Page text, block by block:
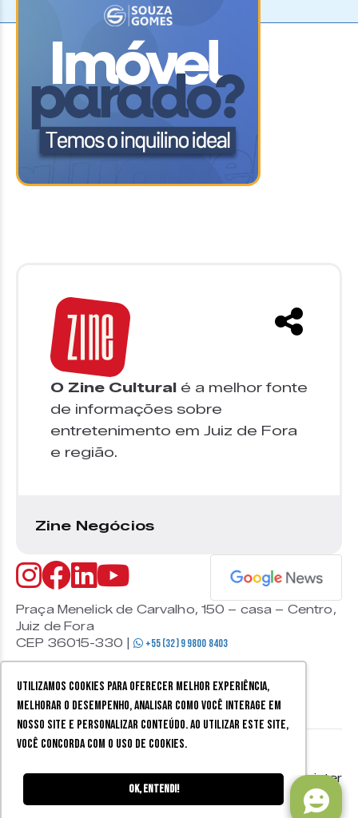
Utilizamos cookies para oferecer melhor experiência,
melhorar o desempenho, analisar como você interage em
nosso site e personalizar conteúdo. Ao utilizar este site,
você concorda com o uso de cookies.
Ok, entendi!
O Zine Cultural é a melhor fonte
de informações sobre
entretenimento em Juiz de Fora
e região.
Zine Negócios
Praça Menelick de Carvalho, 150 – casa – Centro,
Juiz de Fora
CEP 36015-330 |
+55 (32) 9 9800 8403
os direitos reservados.
Mobister